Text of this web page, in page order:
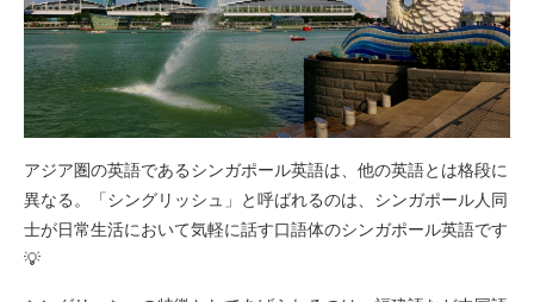
アジア圏の英語であるシンガポール英語は、他の英語とは格段に
異なる。「シングリッシュ」と呼ばれるのは、シンガポール人同
士が日常生活において気軽に話す口語体のシンガポール英語です
💡